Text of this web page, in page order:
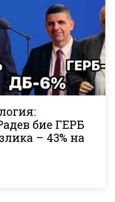
бие ГЕРБ
– 43% на